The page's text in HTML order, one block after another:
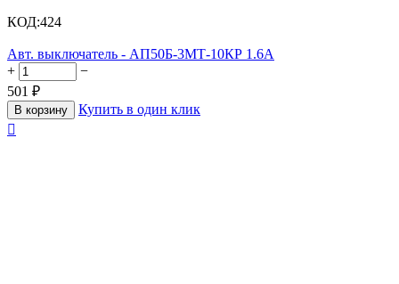
КОД:424
Авт. выключатель - АП50Б-3МТ-10КР 1.6А
+
−
501 ₽
В корзину
Купить в один клик
